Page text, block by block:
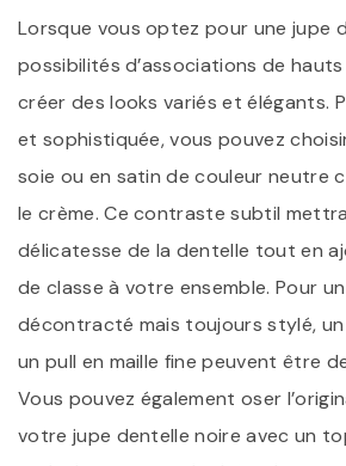
Lorsque vous optez pour une jupe
possibilités d’associations de
créer des looks variés et élégants.
et sophistiquée, vous pouvez
soie ou en satin de couleur neutre
le crème. Ce contraste subtil
délicatesse de la dentelle tout en
de classe à votre ensemble. Pour
décontracté mais toujours stylé,
un pull en maille fine peuvent être
Vous pouvez également oser
votre jupe dentelle noire avec un